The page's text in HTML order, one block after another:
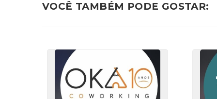
VOCÊ TAMBÉM PODE GOSTAR: